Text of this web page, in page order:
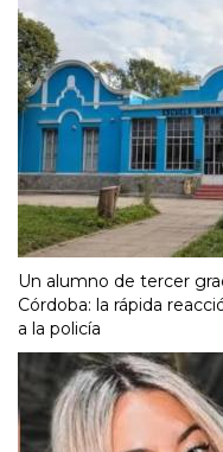
Un alumno de tercer
Córdoba: la rápida
a la policía